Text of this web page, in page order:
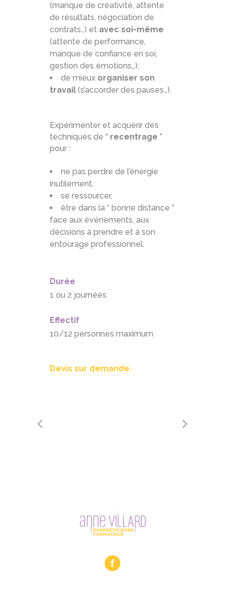
(manque de créativité, attente
de résultats, négociation de
contrats…) et avec soi-même
(attente de performance,
manque de confiance en soi,
gestion des émotions…),
de mieux organiser son
travail (s’accorder des pauses…).
Expérimenter et acquérir des
techniques de “ recentrage ”
pour :
ne pas perdre de l’énergie
inutilement,
se ressourcer,
être dans la “ bonne distance ”
face aux événements, aux
décisions à prendre et à son
entourage professionnel.
Durée
1 ou 2 journées
Effectif
10/12 personnes maximum
Devis sur demande.